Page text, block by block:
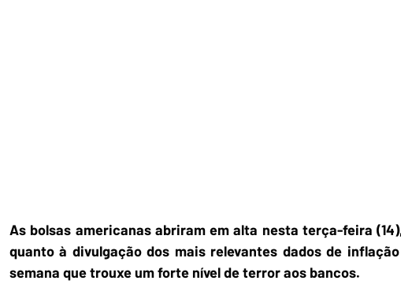
As bolsas americanas abriram em alta nesta terça-feira
quanto à divulgação dos mais relevantes dados de
semana que trouxe um forte nível de terror aos bancos.